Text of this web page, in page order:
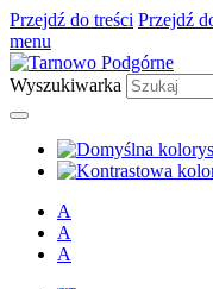
Przejdź do treści Przejdź
menu
Wyszukiwarka
A
A
A